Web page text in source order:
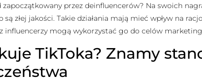
przez deinfluencerów? Na swoich
złej jakości. Takie działania mają mieć wpływ na
influencerzy mogą wykorzystać go do celów
TikToka? Znamy